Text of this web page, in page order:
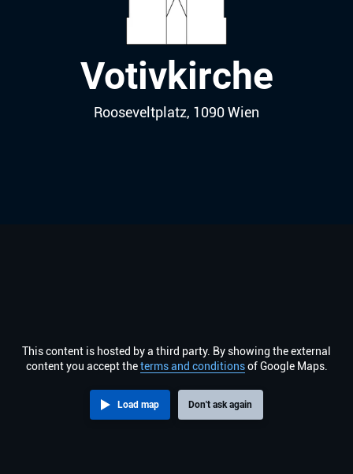
Votivkirche
Rooseveltplatz, 1090Wien
This content is hosted by a third party. By showing the external
content you accept theterms and conditionsof Google Maps.
Load map Don't ask again